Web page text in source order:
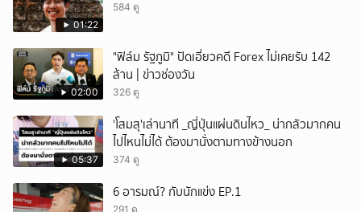
01:22
584 ดู
02:00
"ฟิล์ม รัฐภูมิ" ปัดเอี่ยวคดี Forex ไม่เคยรับ 142
ล้าน | ข่าวช่องวัน
326 ดู
05:37
'โสมสุ'เล่านาที _ญี่ปุ่นแผ่นดินไหว_ น่ากลัวมากคน
ไปไหนไม่ได้ ต้องมานั่งตามทางข้างนอก
374 ดู
6 อารมณ์? กับนักแข่ง EP.1
291 ดู